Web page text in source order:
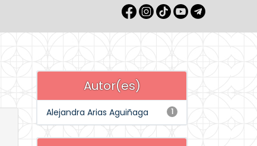
Autor(es)
1
Alejandra Arias Aguiñaga